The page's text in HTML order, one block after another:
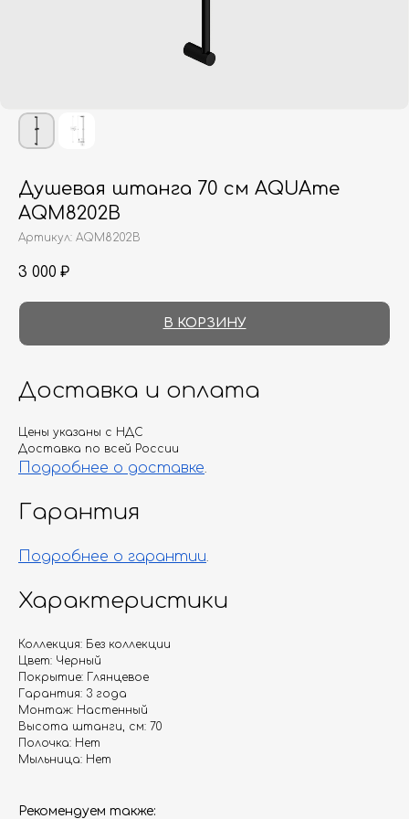
Душевая штанга 70 см AQUAme
AQM8202B
Артикул: AQM8202B
3 000 ₽
В КОРЗИНУ
Доставка и оплата
Цены указаны с НДС
Доставка по всей России
Подробнее о доставке.
Гарантия
Подробнее о гарантии.
Характеристики
Коллекция: Без коллекции
Цвет: Черный
Покрытие: Глянцевое
Гарантия: 3 года
Монтаж: Настенный
Высота штанги, см: 70
Полочка: Нет
Мыльница: Нет
Рекомендуем также: